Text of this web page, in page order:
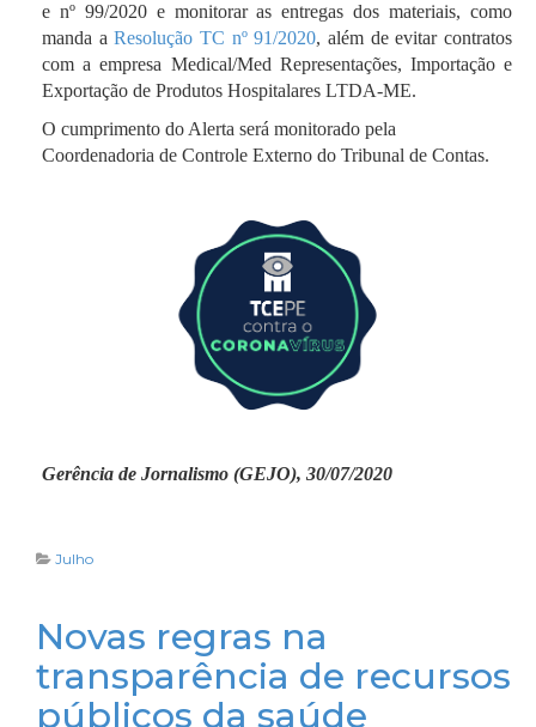
e nº 99/2020 e monitorar as entregas dos materiais, como
manda aResolução TC nº 91/2020, além de evitar contratos
com a empresa Medical/Med Representações, Importação e
Exportação de Produtos Hospitalares LTDA-ME.
O cumprimento do Alerta será monitorado pela
Coordenadoria de Controle Externo do Tribunal de Contas.
Gerência de Jornalismo (GEJO), 30/07/2020
Julho
Novas regras na
transparência de recursos
públicos da saúde